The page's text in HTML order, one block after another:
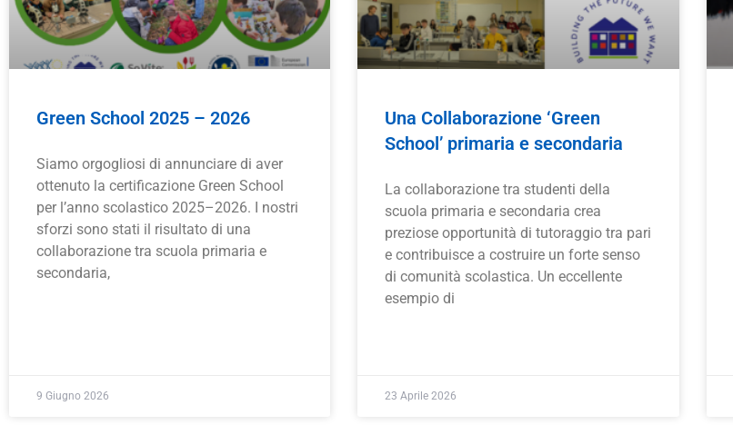
Green School 2025 – 2026
Siamo orgogliosi di annunciare di aver
ottenuto la certificazione Green School
per l’anno scolastico 2025–2026. I nostri
sforzi sono stati il risultato di una
collaborazione tra scuola primaria e
secondaria,
9 Giugno 2026
Una Collaborazione ‘Green
School’ primaria e secondaria
La collaborazione tra studenti della
scuola primaria e secondaria crea
preziose opportunità di tutoraggio tra pari
e contribuisce a costruire un forte senso
di comunità scolastica. Un eccellente
esempio di
23 Aprile 2026